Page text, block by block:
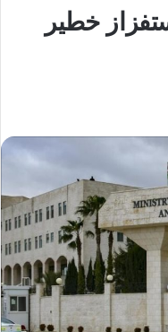
خطير